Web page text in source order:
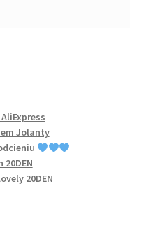
Jolanty
20DEN